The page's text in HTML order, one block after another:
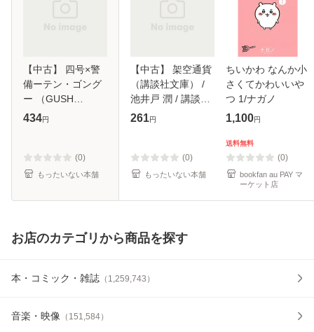
【中古】 四号×警
備ーテン・ゴング
ー （GUSH
COMICS） / 葛井
料無料】
434円
(0)
もったいない本舗
【中古】 架空通貨
（講談社文庫） /
池井戸 潤 / 講談社
[文庫]【メール便送
261円
(0)
もったいない本舗
ちいかわ なんか小
さくてかわいいや
つ 1/ナガノ
1,100円
送料無料
(0)
bookfan au PAY マ
ーケット店
お店のカテゴリから商品を探す
本・コミック・雑誌 （ 1,259,743 ）
音楽・映像 （ 151,584）